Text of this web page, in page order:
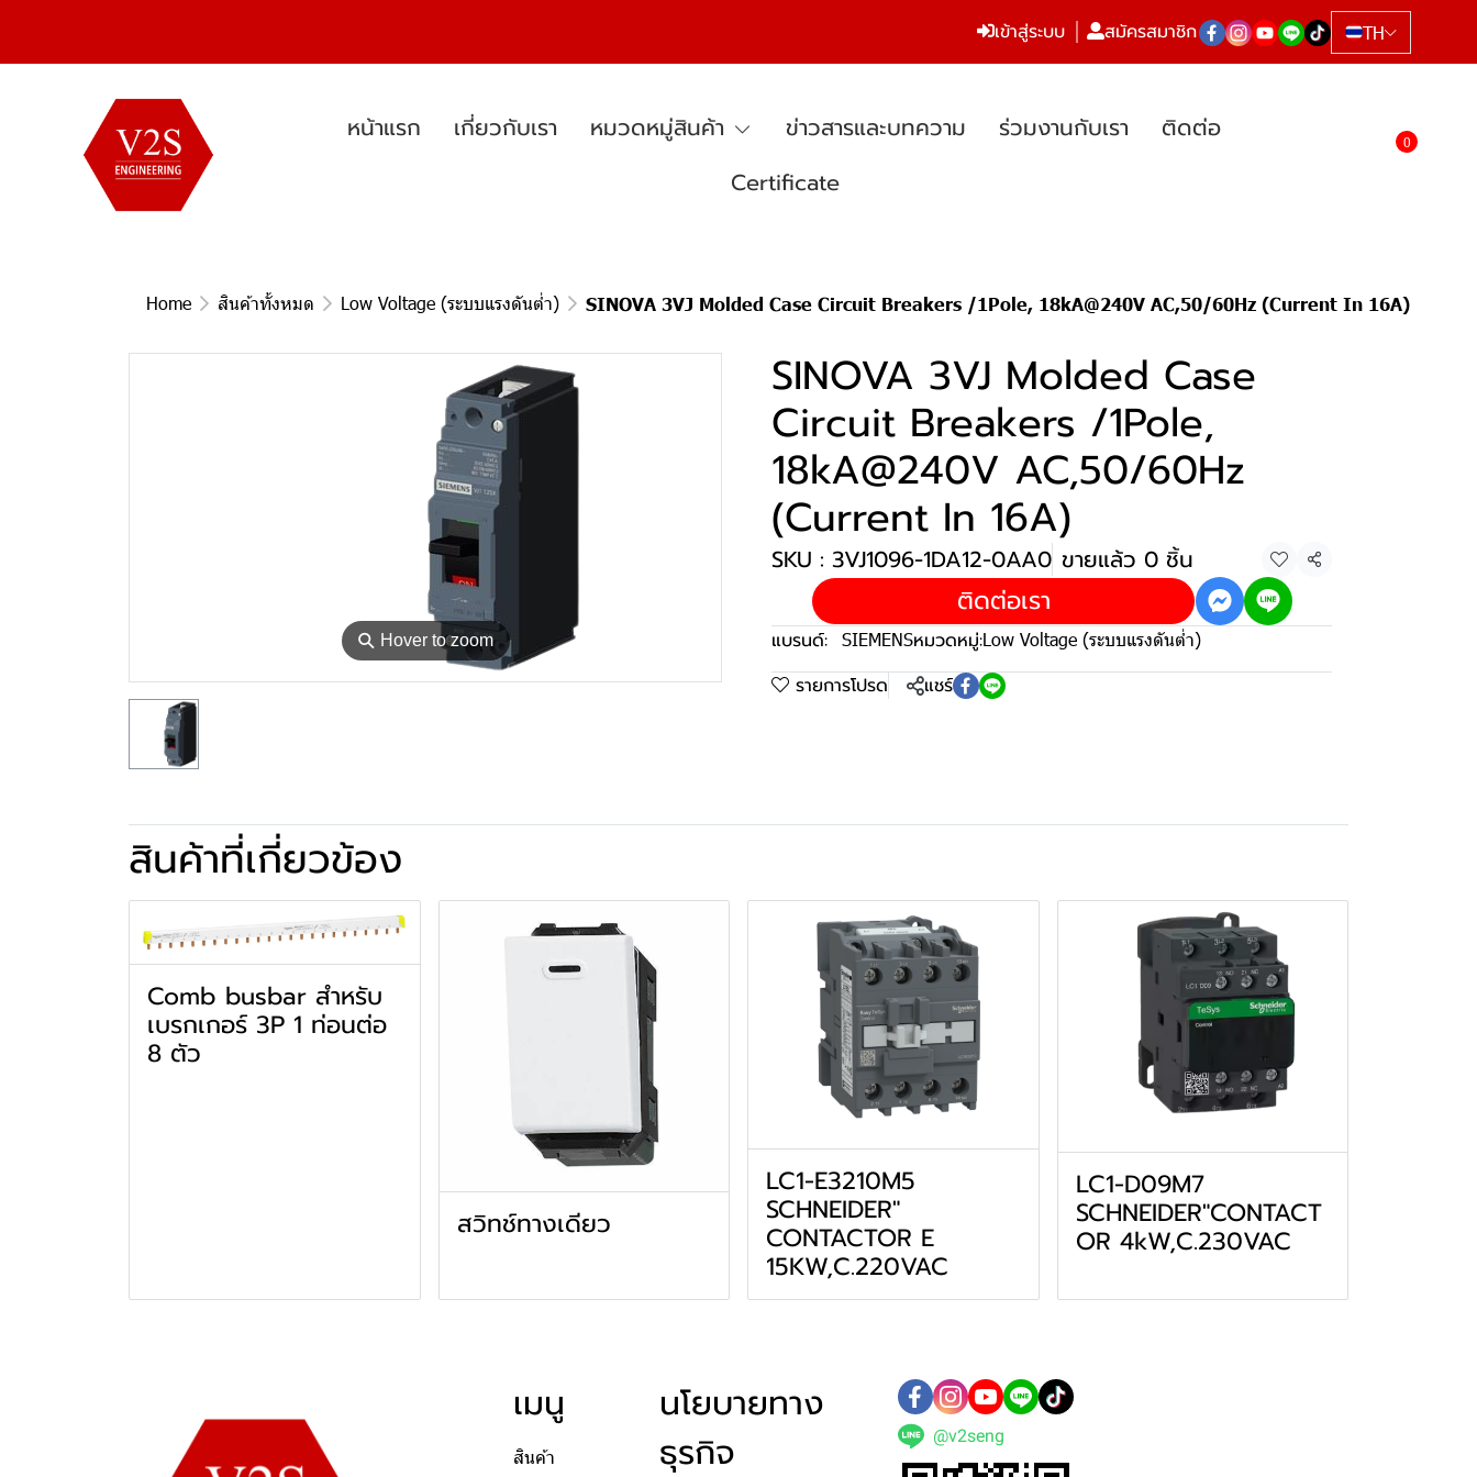
เข้าสู่ระบบ สมัครสมาชิก TH
หน้าแรก เกี่ยวกับเรา หมวดหมู่สินค้า ข่าวสารและบทความ ร่วมงานกับเรา
ติดต่อ
Certificate
0
Home สินค้าทั้งหมด Low Voltage (ระบบแรงดันต่ำ) SINOVA 3VJ Molded Case Circuit Breakers /1Pole, 18kA@240V AC,50/60Hz (Current In 16A)
⚲ Hover to zoom
SINOVA 3VJ Molded Case
Circuit Breakers /1Pole,
18kA@240V AC,50/60Hz
(Current In 16A)
SKU : 3VJ1096-1DA12-0AA0 ขายแล้ว 0 ชิ้น
แชร์
ติดต่อเรา
แบรนด์: SIEMENSหมวดหมู่:Low Voltage (ระบบแรงดันต่ำ)
รายการโปรด แชร์
สินค้าที่เกี่ยวข้อง
Comb busbar สำหรับ
เบรกเกอร์ 3P 1 ท่อนต่อ
8 ตัว
สวิทช์ทางเดียว
LC1-E3210M5
SCHNEIDER"
CONTACTOR E
15KW,C.220VAC
LC1-D09M7
SCHNEIDER"CONTACT
OR 4kW,C.230VAC
เมนู
สินค้า
นโยบายทาง
ธุรกิจ
@v2seng